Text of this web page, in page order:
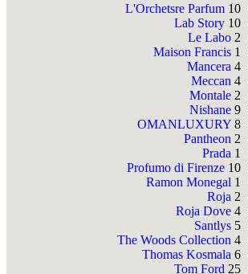
L'Orchetsre Parfum 10
Lab Story 10
Le Labo 2
Maison Francis 1
Mancera 4
Meccan 4
Montale 2
Nishane 9
OMANLUXURY 8
Pantheon 2
Prada 1
Profumo di Firenze 10
Ramon Monegal 1
Roja 2
Roja Dove 4
Santlys 5
The Woods Collection 4
Thomas Kosmala 6
Tom Ford 25